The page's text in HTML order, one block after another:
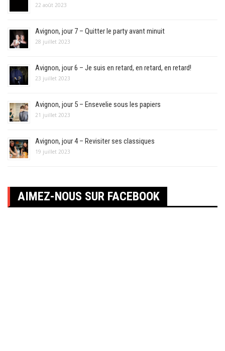
22 août 2023
Avignon, jour 7 – Quitter le party avant minuit
28 juillet 2023
Avignon, jour 6 – Je suis en retard, en retard, en retard!
23 juillet 2023
Avignon, jour 5 – Ensevelie sous les papiers
21 juillet 2023
Avignon, jour 4 – Revisiter ses classiques
19 juillet 2023
AIMEZ-NOUS SUR FACEBOOK